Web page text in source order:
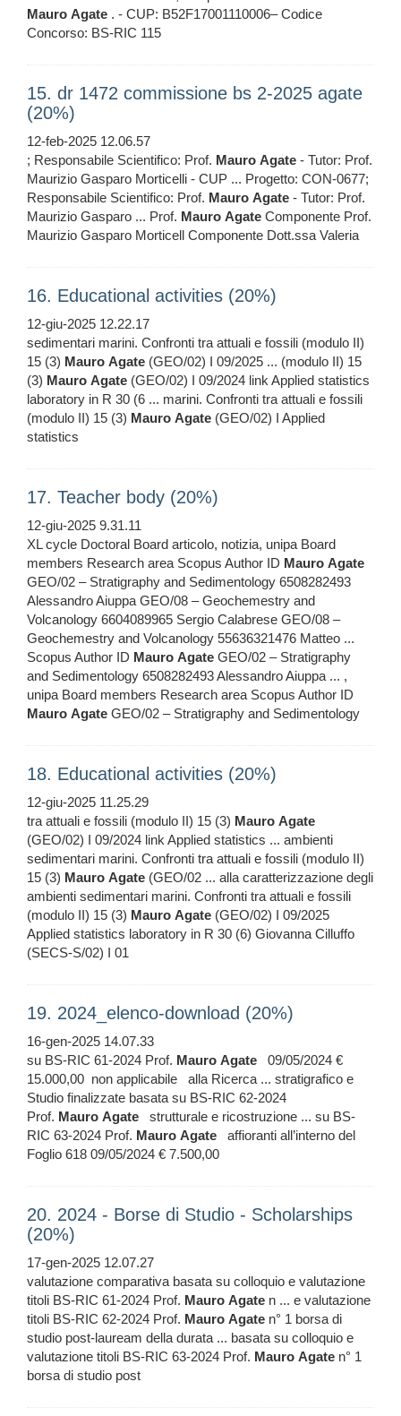
Mauro Agate . - CUP: B52F17001110006– Codice
Concorso: BS-RIC 115
15. dr 1472 commissione bs 2-2025 agate
(20%)
12-feb-2025 12.06.57
; Responsabile Scientifico: Prof. Mauro Agate - Tutor: Prof.
Maurizio Gasparo Morticelli - CUP ... Progetto: CON-0677;
Responsabile Scientifico: Prof. Mauro Agate - Tutor: Prof.
Maurizio Gasparo ... Prof. Mauro Agate Componente Prof.
Maurizio Gasparo Morticell Componente Dott.ssa Valeria
16. Educational activities (20%)
12-giu-2025 12.22.17
sedimentari marini. Confronti tra attuali e fossili (modulo II)
15 (3) Mauro Agate (GEO/02) I 09/2025 ... (modulo II) 15
(3) Mauro Agate (GEO/02) I 09/2024 link Applied statistics
laboratory in R 30 (6 ... marini. Confronti tra attuali e fossili
(modulo II) 15 (3) Mauro Agate (GEO/02) I Applied
statistics
17. Teacher body (20%)
12-giu-2025 9.31.11
XL cycle Doctoral Board articolo, notizia, unipa Board
members Research area Scopus Author ID Mauro Agate
GEO/02 – Stratigraphy and Sedimentology 6508282493
Alessandro Aiuppa GEO/08 – Geochemestry and
Volcanology 6604089965 Sergio Calabrese GEO/08 –
Geochemestry and Volcanology 55636321476 Matteo ...
Scopus Author ID Mauro Agate GEO/02 – Stratigraphy
and Sedimentology 6508282493 Alessandro Aiuppa ... ,
unipa Board members Research area Scopus Author ID
Mauro Agate GEO/02 – Stratigraphy and Sedimentology
18. Educational activities (20%)
12-giu-2025 11.25.29
tra attuali e fossili (modulo II) 15 (3) Mauro Agate
(GEO/02) I 09/2024 link Applied statistics ... ambienti
sedimentari marini. Confronti tra attuali e fossili (modulo II)
15 (3) Mauro Agate (GEO/02 ... alla caratterizzazione degli
ambienti sedimentari marini. Confronti tra attuali e fossili
(modulo II) 15 (3) Mauro Agate (GEO/02) I 09/2025
Applied statistics laboratory in R 30 (6) Giovanna Cilluffo
(SECS-S/02) I 01
19. 2024_elenco-download (20%)
16-gen-2025 14.07.33
su BS-RIC 61-2024 Prof. Mauro Agate 09/05/2024 €
15.000,00 non applicabile alla Ricerca ... stratigrafico e
Studio finalizzate basata su BS-RIC 62-2024
Prof. Mauro Agate strutturale e ricostruzione ... su BS-
RIC 63-2024 Prof. Mauro Agate affioranti all’interno del
Foglio 618 09/05/2024 € 7.500,00
20. 2024 - Borse di Studio - Scholarships
(20%)
17-gen-2025 12.07.27
valutazione comparativa basata su colloquio e valutazione
titoli BS-RIC 61-2024 Prof. Mauro Agate n ... e valutazione
titoli BS-RIC 62-2024 Prof. Mauro Agate n° 1 borsa di
studio post-lauream della durata ... basata su colloquio e
valutazione titoli BS-RIC 63-2024 Prof. Mauro Agate n° 1
borsa di studio post